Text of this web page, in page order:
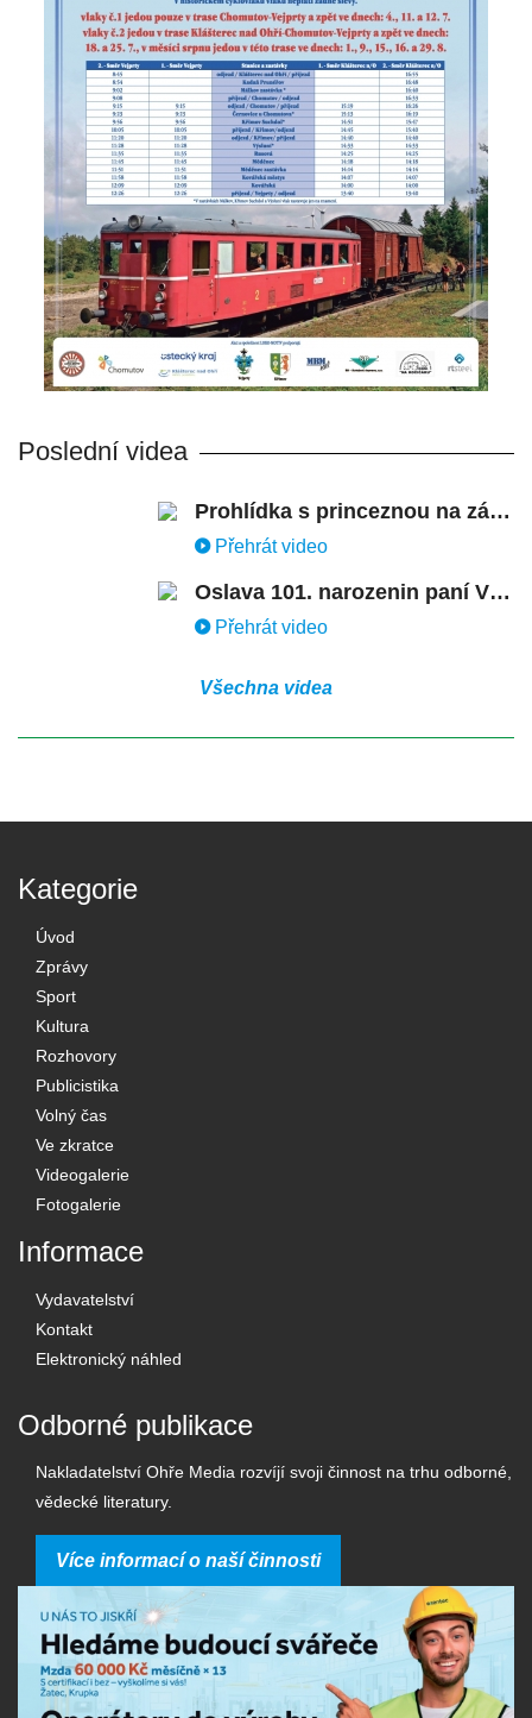
Poslední videa
Prohlídka s princeznou na zámku Stekník
Přehrát video
Oslava 101. narozenin paní Věry Skořepové
Přehrát video
Všechna videa
Kategorie
Úvod
Zprávy
Sport
Kultura
Rozhovory
Publicistika
Volný čas
Ve zkratce
Videogalerie
Fotogalerie
Informace
Vydavatelství
Kontakt
Elektronický náhled
Odborné publikace
Nakladatelství Ohře Media rozvíjí svoji činnost na trhu odborné,
vědecké literatury.
Více informací o naší činnosti